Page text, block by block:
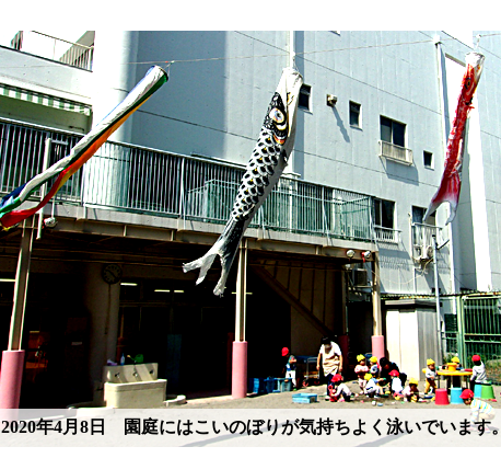
2020年4月8日 園庭にはこいのぼりが気持ちよく泳いでいます。